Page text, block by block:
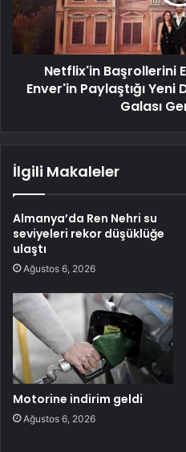
Netflix'in Başrollerini
Enver'in Paylaştığı Yeni
Galası
İlgili Makaleler
Almanya’da Ren Nehri su
seviyeleri rekor düşüklüğe
ulaştı
Ağustos 6, 2026
Motorine indirim geldi
Ağustos 6, 2026